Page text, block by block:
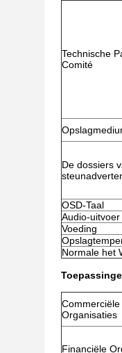
Technische
Comité
De dossiers
OSD-Taal
Audio-uitvoer
Voeding
Normale het
Commerciële
Organisaties
Financiële